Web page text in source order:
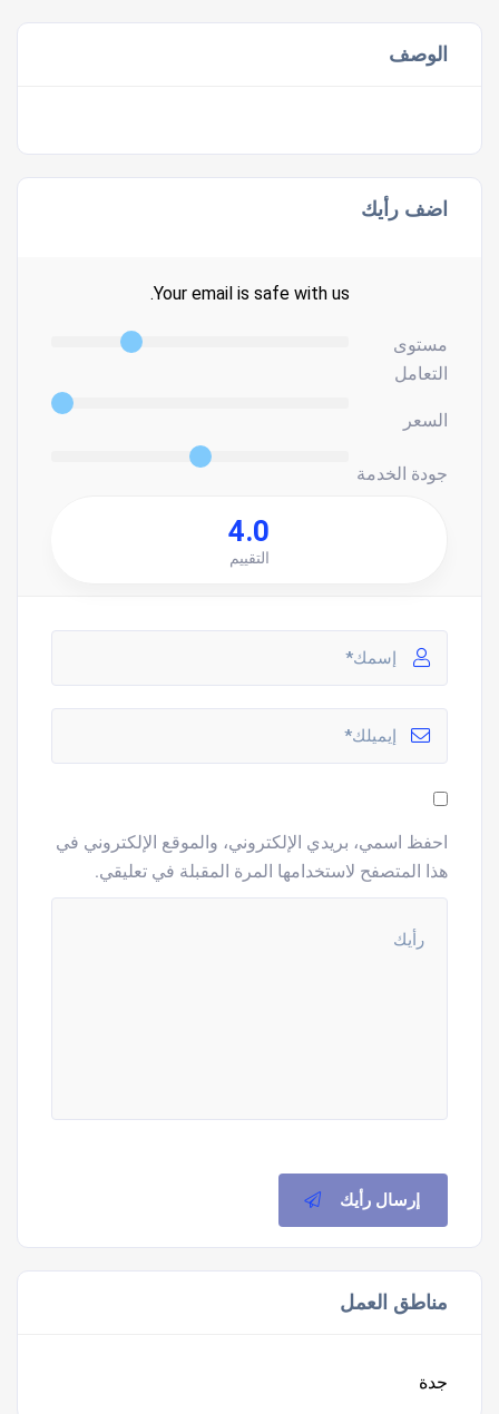
الوصف
اضف رأيك
Your email is safe with us.
مستوى
التعامل
السعر
جودة الخدمة
4.0
التقييم
احفظ اسمي، بريدي الإلكتروني، والموقع الإلكتروني في
هذا المتصفح لاستخدامها المرة المقبلة في تعليقي.
إرسال رأيك
مناطق العمل
جدة